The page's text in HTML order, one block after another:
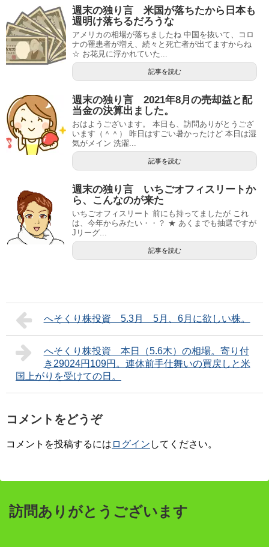
週末の独り言 米国が落ちたから日本も
週明け落ちるだろうな
アメリカの相場が落ちましたね 中国を抜いて、コロ
ナの罹患者が増え、続々と死亡者が出てますからね
☆ お花見に浮かれていた...
記事を読む
週末の独り言 2021年8月の売却益と配
当金の決算出ました。
おはようございます。 本日も、訪問ありがとうござ
います（＾＾） 昨日はすごい暑かったけど 本日は湿
気がメイン 洗濯...
記事を読む
週末の独り言 いちごオフィスリートか
ら、こんなのが来た
いちごオフィスリート 前にも持ってましたが これ
は、今年からみたい・・？ ★ あくまでも抽選ですが
Jリーグ...
記事を読む
へそくり株投資 5.3月 5月、6月に欲しい株。
へそくり株投資 本日（5.6木）の相場。寄り付
き29024円109円。連休前手仕舞いの買戻しと米
国上がりを受けての日。
コメントをどうぞ
コメントを投稿するには ログイン してください。
訪問ありがとうございます